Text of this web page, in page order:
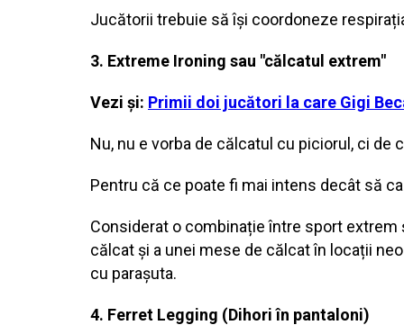
Jucătorii trebuie să își coordoneze
3. Extreme Ironing sau "călcatul extrem"
Vezi și: Primii doi jucători la care Gigi
Nu, nu e vorba de călcatul cu piciorul, ci de
Pentru că ce poate fi mai intens decât să
Considerat o combinație între sport
călcat și a unei mese de călcat în locații
cu parașuta.
4. Ferret Legging (Dihori în pantaloni)